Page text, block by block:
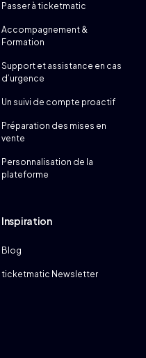
Passer à ticketmatic
Accompagnement &
Formation
Support et assistance en cas
d’urgence
Un suivi de compte proactif
Préparation des mises en
vente
Personnalisation de la
plateforme
Inspiration
Blog
ticketmatic Newsletter